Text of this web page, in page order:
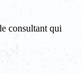
consultant qui